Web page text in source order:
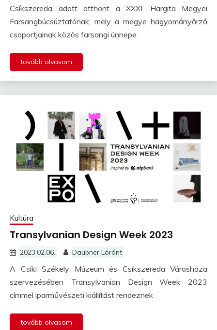
Csíkszereda adott otthont a XXXI. Hargita Megyei
Farsangbúcsúztatónak, mely a megye hagyományőrző
csoportjainak közös farsangi ünnepe.
tovább olvasom
Kultúra
Transylvanian Design Week 2023
2023.02.06. Daubner Lóránt
A Csíki Székely Múzeum és Csíkszereda Városháza
szervezésében Transylvanian Design Week 2023
címmel iparművészeti kiállítást rendeznek
tovább olvasom